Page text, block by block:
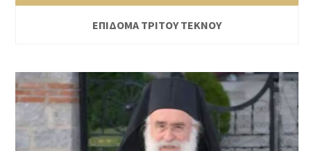
ΕΠΙΔΟΜΑ ΤΡΙΤΟΥ ΤΕΚΝΟΥ